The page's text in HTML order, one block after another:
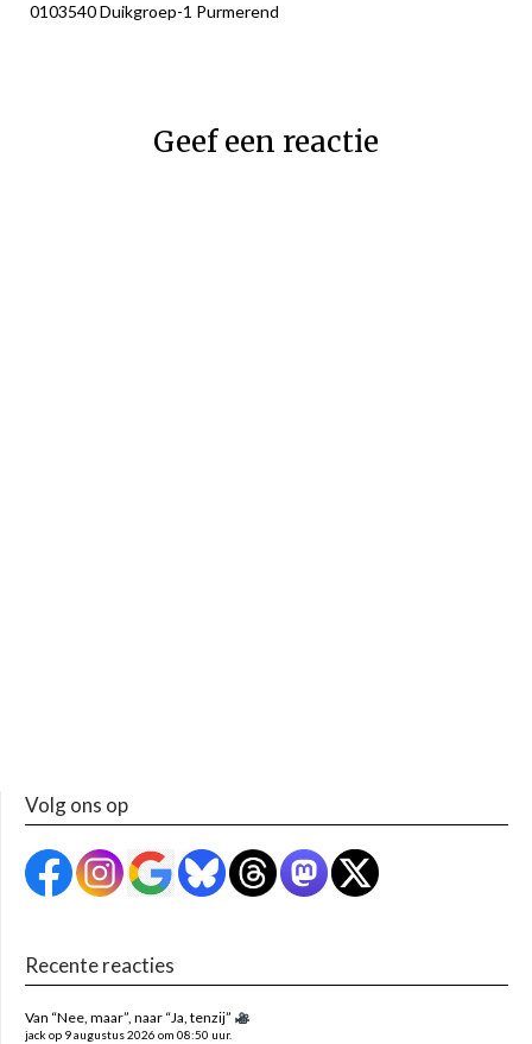
0103540 Duikgroep-1 Purmerend
Geef een reactie
Volg ons op
Recente reacties
Van “Nee, maar”, naar “Ja, tenzij”
jack op 9 augustus 2026 om 08:50 uur.